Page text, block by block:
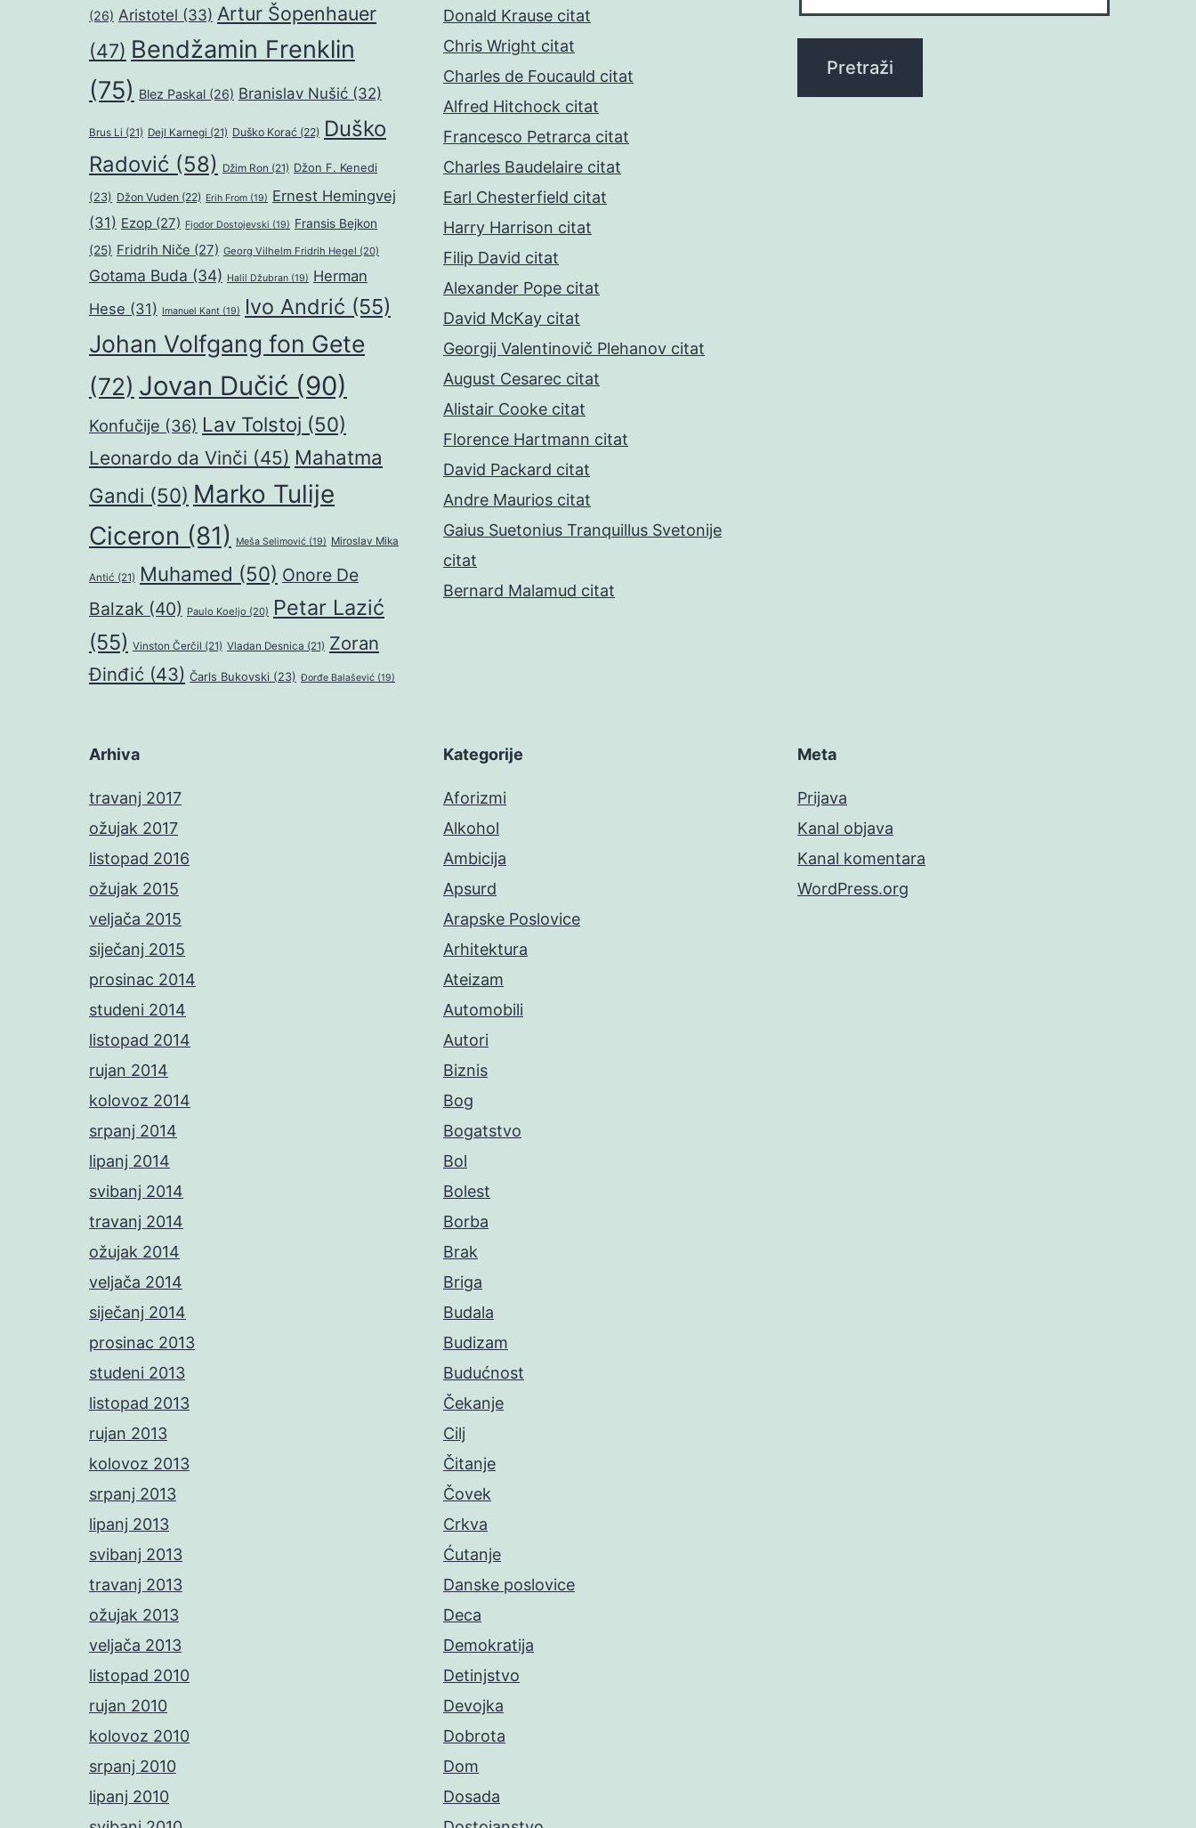
(26) Aristotel (33) Artur Šopenhauer
(47) Bendžamin Frenklin
(75) Blez Paskal (26) Branislav Nušić (32)
Brus Li (21) Dejl Karnegi (21) Duško Korać (22) Duško
Radović (58) Džim Ron (21) Džon F. Kenedi
(23) Džon Vuden (22) Erih From (19) Ernest Hemingvej
(31) Ezop (27) Fjodor Dostojevski (19) Fransis Bejkon
(25) Fridrih Niče (27) Georg Vilhelm Fridrih Hegel (20)
Gotama Buda (34) Halil Džubran (19) Herman
Hese (31) Imanuel Kant (19) Ivo Andrić (55)
Johan Volfgang fon Gete
(72) Jovan Dučić (90)
Konfučije (36) Lav Tolstoj (50)
Leonardo da Vinči (45) Mahatma
Gandi (50) Marko Tulije
Ciceron (81) Meša Selimović (19) Miroslav Mika
Antić (21) Muhamed (50) Onore De
Balzak (40) Paulo Koeljo (20) Petar Lazić
(55) Vinston Čerčil (21) Vladan Desnica (21) Zoran
Đinđić (43) Čarls Bukovski (23) Đorđe Balašević (19)
Donald Krause citat
Chris Wright citat
Charles de Foucauld citat
Alfred Hitchock citat
Francesco Petrarca citat
Charles Baudelaire citat
Earl Chesterfield citat
Harry Harrison citat
Filip David citat
Alexander Pope citat
David McKay citat
Georgij Valentinovič Plehanov citat
August Cesarec citat
Alistair Cooke citat
Florence Hartmann citat
David Packard citat
Andre Maurios citat
Gaius Suetonius Tranquillus Svetonije
citat
Bernard Malamud citat
Arhiva
travanj 2017
ožujak 2017
listopad 2016
ožujak 2015
veljača 2015
siječanj 2015
prosinac 2014
studeni 2014
listopad 2014
rujan 2014
kolovoz 2014
srpanj 2014
lipanj 2014
svibanj 2014
travanj 2014
ožujak 2014
veljača 2014
siječanj 2014
prosinac 2013
studeni 2013
listopad 2013
rujan 2013
kolovoz 2013
srpanj 2013
lipanj 2013
svibanj 2013
travanj 2013
ožujak 2013
veljača 2013
listopad 2010
rujan 2010
kolovoz 2010
srpanj 2010
lipanj 2010
Kategorije
Aforizmi
Alkohol
Ambicija
Apsurd
Arapske Poslovice
Arhitektura
Ateizam
Automobili
Autori
Biznis
Bog
Bogatstvo
Bol
Bolest
Borba
Brak
Briga
Budala
Budizam
Budućnost
Čekanje
Cilj
Čitanje
Čovek
Crkva
Ćutanje
Danske poslovice
Deca
Demokratija
Detinjstvo
Devojka
Dobrota
Dom
Dosada
Meta
Prijava
Kanal objava
Kanal komentara
WordPress.org